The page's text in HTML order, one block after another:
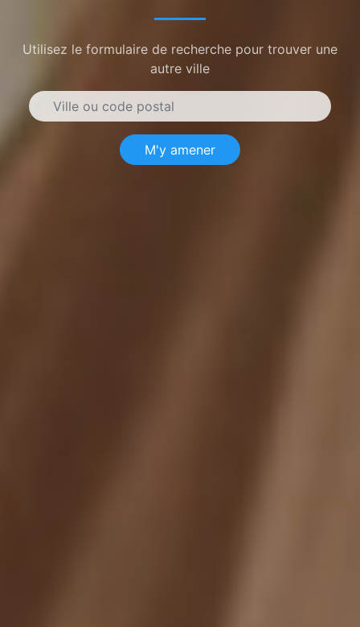
Utilisez le formulaire de recherche pour trouver une
autre ville
M'y amener